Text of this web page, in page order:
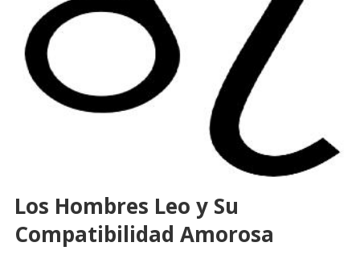
Los Hombres Leo y Su
Compatibilidad Amorosa